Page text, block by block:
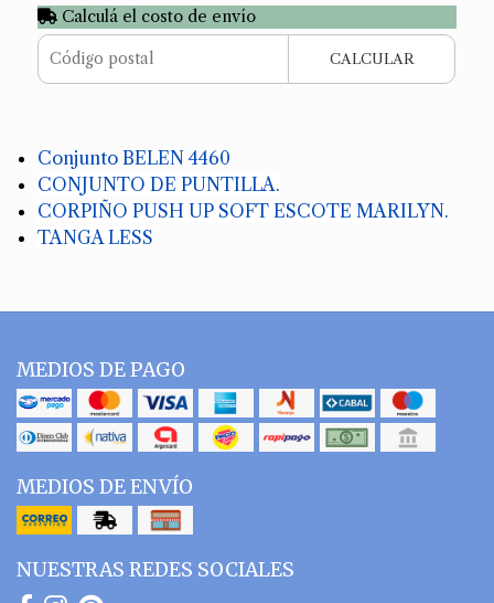
Calculá el costo de envío
CALCULAR
Conjunto BELEN 4460
CONJUNTO DE PUNTILLA.
CORPIÑO PUSH UP SOFT ESCOTE MARILYN.
TANGA LESS
MEDIOS DE PAGO
MEDIOS DE ENVÍO
NUESTRAS REDES SOCIALES